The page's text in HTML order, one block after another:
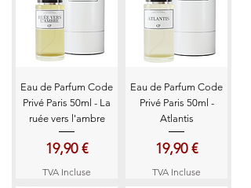
Eau de Parfum Code
Privé Paris 50ml - La
ruée vers l'ambre
Prix
19,90 €
TVA Incluse
Eau de Parfum Code
Privé Paris 50ml -
Atlantis
Prix
19,90 €
TVA Incluse